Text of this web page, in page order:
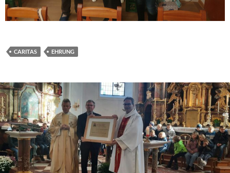
CARITAS EHRUNG